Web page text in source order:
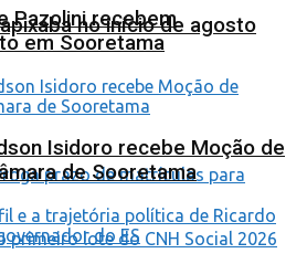
no início de agosto
Pazolini recebem
em Sooretama
Isidoro recebe Moção de
de Sooretama